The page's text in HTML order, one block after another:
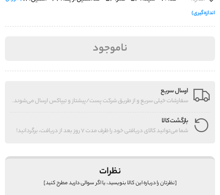
اندازه‌گیری)
ناموجود
ارسال سریع
سفارشات خیلی سریع و از طریق شرکت پست/پیشتاز و تیپاکس ارسال می‌شوند.
بازگشت کالا
شما می‌توانید کالای دریافتی خود را ظرف مدت 7 روز بعد از دریافت، برگردانید!
نظرات
[نظرتان را درباره این کالا بنویسید، یا اگر سوالی دارید مطرح کنید]